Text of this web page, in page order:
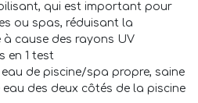
qui est important pour
ou spas, réduisant la
à cause des rayons UV
en 1 test
de piscine/spa propre, saine
des deux côtés de la piscine